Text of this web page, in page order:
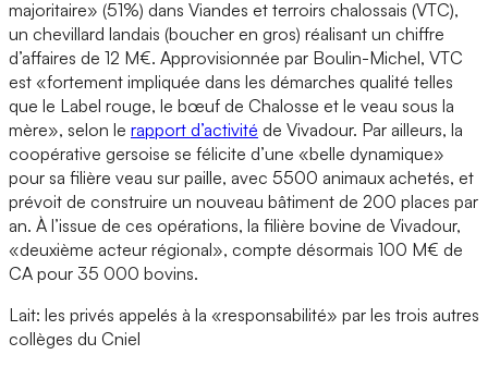
majoritaire» (51%) dans Viandes et terroirs chalossais (VTC),
un chevillard landais (boucher en gros) réalisant un chiffre
d’affaires de 12 M€. Approvisionnée par Boulin-Michel, VTC
est «fortement impliquée dans les démarches qualité telles
que le Label rouge, le bœuf de Chalosse et le veau sous la
mère», selon le rapport d’activité de Vivadour. Par ailleurs, la
coopérative gersoise se félicite d’une «belle dynamique»
pour sa filière veau sur paille, avec 5500 animaux achetés, et
prévoit de construire un nouveau bâtiment de 200 places par
an. À l’issue de ces opérations, la filière bovine de Vivadour,
«deuxième acteur régional», compte désormais 100 M€ de
CA pour 35 000 bovins.
Lait: les privés appelés à la «responsabilité» par les trois autres
collèges du Cniel